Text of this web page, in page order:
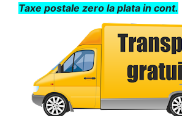
Taxe postale zero la plata in cont.